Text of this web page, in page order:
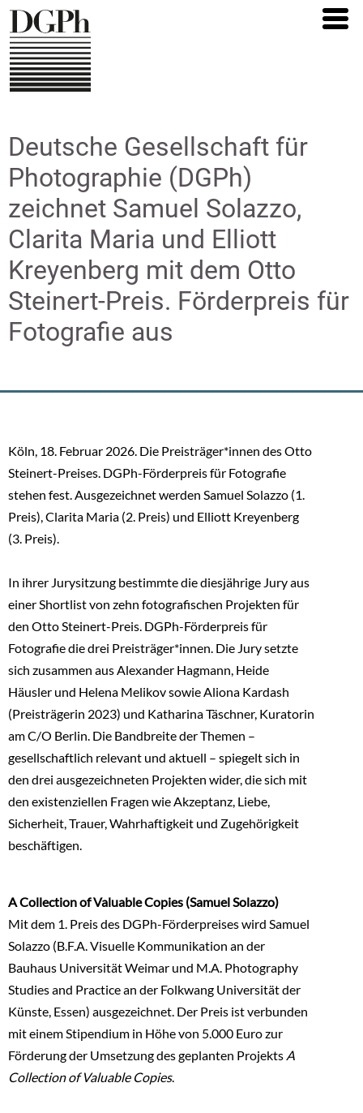
Direkt
zum
Inhalt
Deutsche Gesellschaft für
Photographie (DGPh)
zeichnet Samuel Solazzo,
Clarita Maria und Elliott
Kreyenberg mit dem Otto
Steinert-Preis. Förderpreis für
Fotografie aus
Köln, 18. Februar 2026. Die Preisträger*innen des Otto
Steinert-Preises. DGPh-Förderpreis für Fotografie
stehen fest. Ausgezeichnet werden Samuel Solazzo (1.
Preis), Clarita Maria (2. Preis) und Elliott Kreyenberg
(3. Preis).
In ihrer Jurysitzung bestimmte die diesjährige Jury aus
einer Shortlist von zehn fotografischen Projekten für
den Otto Steinert-Preis. DGPh-Förderpreis für
Fotografie die drei Preisträger*innen. Die Jury setzte
sich zusammen aus Alexander Hagmann, Heide
Häusler und Helena Melikov sowie Aliona Kardash
(Preisträgerin 2023) und Katharina Täschner, Kuratorin
am C/O Berlin. Die Bandbreite der Themen –
gesellschaftlich relevant und aktuell – spiegelt sich in
den drei ausgezeichneten Projekten wider, die sich mit
den existenziellen Fragen wie Akzeptanz, Liebe,
Sicherheit, Trauer, Wahrhaftigkeit und Zugehörigkeit
beschäftigen.
A Collection of Valuable Copies (Samuel Solazzo)
Mit dem 1. Preis des DGPh-Förderpreises wird Samuel
Solazzo (B.F.A. Visuelle Kommunikation an der
Bauhaus Universität Weimar und M.A. Photography
Studies and Practice an der Folkwang Universität der
Künste, Essen) ausgezeichnet. Der Preis ist verbunden
mit einem Stipendium in Höhe von 5.000 Euro zur
Förderung der Umsetzung des geplanten Projekts A
Collection of Valuable Copies.